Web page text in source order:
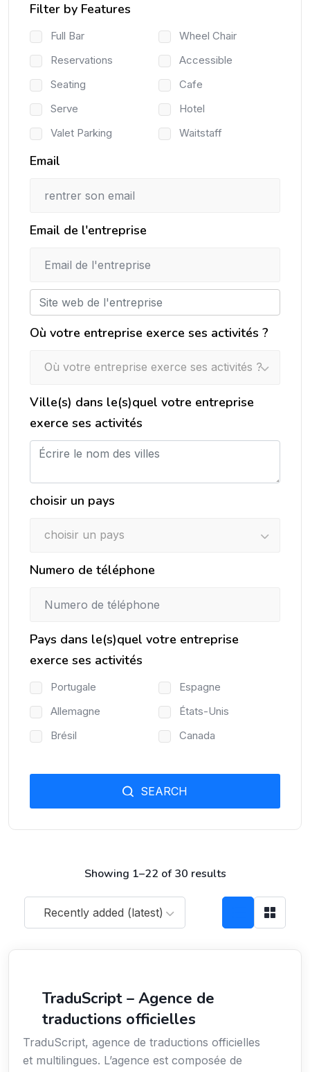
Showing 1–22 of 30 results
Recently added (latest)
TraduScript – Agence de
traductions officielles
TraduScript, agence de traductions officielles
et multilingues. L’agence est composée de
Filter by Features
Full Bar
Wheel Chair
Reservations
Accessible
Seating
Cafe
Serve
Hotel
Valet Parking
Waitstaff
Email
Email de l'entreprise
Où votre entreprise exerce ses activités ?
Où votre entreprise exerce ses activités ?
Ville(s) dans le(s)quel votre entreprise
exerce ses activités
choisir un pays
choisir un pays
Numero de téléphone
Pays dans le(s)quel votre entreprise
exerce ses activités
Portugale
Espagne
Allemagne
États-Unis
Brésil
Canada
SEARCH